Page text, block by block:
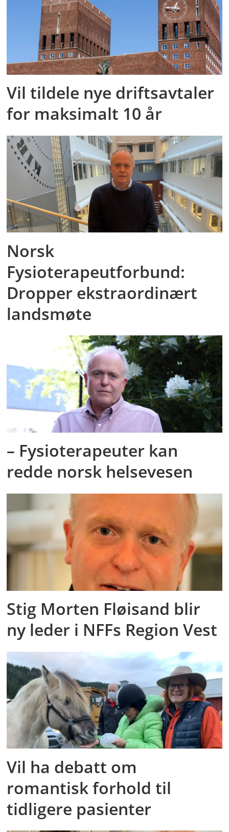
Vil tildele nye driftsavtaler
for maksimalt 10 år
Norsk
Fysioterapeutforbund:
Dropper ekstraordinært
landsmøte
– Fysioterapeuter kan
redde norsk helsevesen
Stig Morten Fløisand blir
ny leder i NFFs Region Vest
Vil ha debatt om
romantisk forhold til
tidligere pasienter